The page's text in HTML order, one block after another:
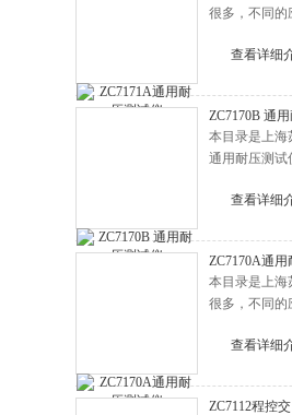
很多，不同的
查看详细
ZC7170B 通
本目录是上海
通用耐压测试
查看详细
ZC7170A通
本目录是上海
很多，不同的
查看详细
ZC7112程控